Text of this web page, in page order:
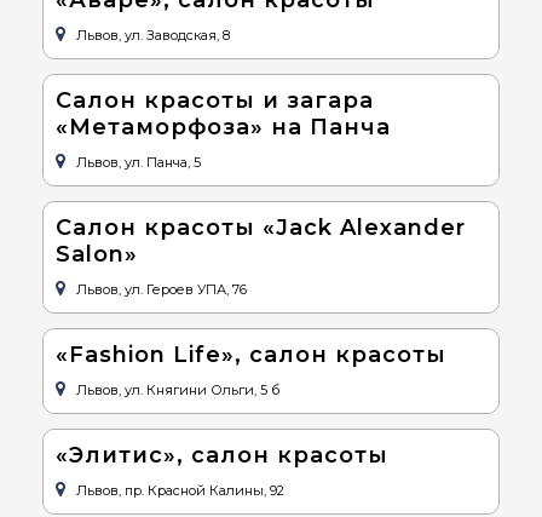
Львов, ул. Заводская, 8
Салон красоты и загара
«Метаморфоза» на Панча
Львов, ул. Панча, 5
Салон красоты «Jack Alexander
Salon»
Львов, ул. Героев УПА, 76
«Fashion Life», салон красоты
Львов, ул. Княгини Ольги, 5 б
«Элитис», салон красоты
Львов, пр. Красной Калины, 92